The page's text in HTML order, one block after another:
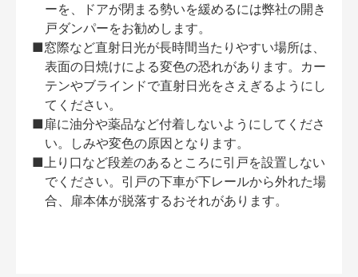
ーを、ドアが閉まる勢いを緩めるには弊社の開き
戸ダンパーをお勧めします。
■窓際など直射日光が長時間当たりやすい場所は、
表面の日焼けによる変色の恐れがあります。カー
テンやブラインドで直射日光をさえぎるようにし
てください。
■扉に油分や薬品など付着しないようにしてくださ
い。しみや変色の原因となります。
■上り口など段差のあるところに引戸を設置しない
でください。引戸の下車が下レールから外れた場
合、扉本体が脱落するおそれがあります。